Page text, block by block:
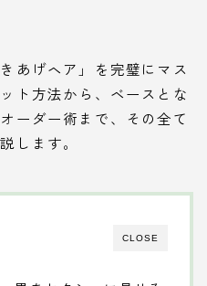
あげヘア」を完璧にマス
ト方法から、ベースとな
ーダー術まで、その全て
します。
CLOSE